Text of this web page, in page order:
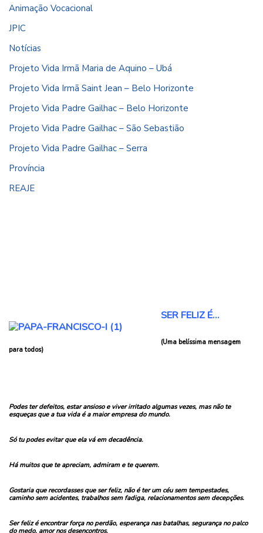
Animação Vocacional
JPIC
Notícias
Projeto Vida Irmã Maria de Aquino – Ubá
Projeto Vida Irmã Saint Jean – Belo Horizonte
Projeto Vida Padre Gailhac – Belo Horizonte
Projeto Vida Padre Gailhac – São Sebastião
Projeto Vida Padre Gailhac – Serra
Província
REAJE
SER FELIZ É…
(Uma belíssima mensagem
para todos)
Podes ter defeitos, estar ansioso e viver irritado algumas vezes, mas não te
esqueças que a tua vida é a maior empresa do mundo.
Só tu podes evitar que ela vá em decadência.
Há muitos que te apreciam, admiram e te querem.
Gostaria que recordasses que ser feliz, não é ter um céu sem tempestades,
caminho sem acidentes, trabalhos sem fadiga, relacionamentos sem decepções.
Ser feliz é encontrar força no perdão, esperança nas batalhas, segurança no palco
do medo, amor nos desencontros.